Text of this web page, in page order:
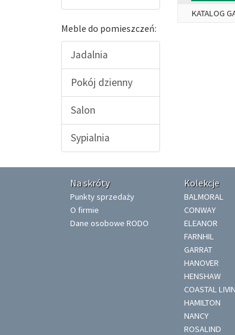
Meble do pomieszczeń:
Jadalnia
Pokój dzienny
Salon
Sypialnia
KATALOG
Na skróty
Punkty sprzedaży
O firmie
Dane osobowe RODO
Kolekcje
BALMORAL
CONWAY
ELEANOR
FARNHIL
GARRAT
HANOVER
HENSHAW
COASTAL
HAMILTON
NANCY
ROSALIND